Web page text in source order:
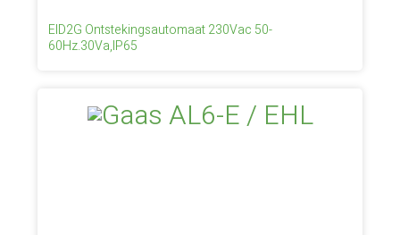
EID2G Ontstekingsautomaat 230Vac 50-
60Hz.30Va,IP65